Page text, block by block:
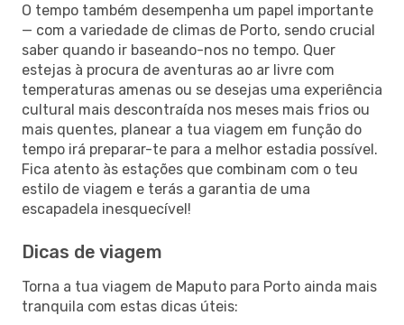
O tempo também desempenha um papel importante
— com a variedade de climas de Porto, sendo crucial
saber quando ir baseando-nos no tempo. Quer
estejas à procura de aventuras ao ar livre com
temperaturas amenas ou se desejas uma experiência
cultural mais descontraída nos meses mais frios ou
mais quentes, planear a tua viagem em função do
tempo irá preparar-te para a melhor estadia possível.
Fica atento às estações que combinam com o teu
estilo de viagem e terás a garantia de uma
escapadela inesquecível!
Dicas de viagem
Torna a tua viagem de Maputo para Porto ainda mais
tranquila com estas dicas úteis: